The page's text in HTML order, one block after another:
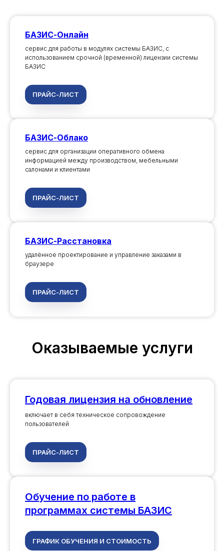
БАЗИС-Онлайн
сервис для работы в модулях системы БАЗИС, с
использованием срочной (временной) лицензии системы
БАЗИС
ПРАЙС-ЛИСТ
БАЗИС-Облако
сервис для организации оперативного обмена
информацией между производством, мебельными
салонами и клиентами
ПРАЙС-ЛИСТ
БАЗИС-Расстановка
удалённое проектирование и управление заказами в
браузере
ПРАЙС-ЛИСТ
Оказываемые услуги
Годовая лицензия на обновление
включает в себя техническое сопровождение
пользователей
ПРАЙС-ЛИСТ
Обучение по работе в
программах системы БАЗИС
ГРАФИК ОБУЧЕНИЯ И СТОИМОСТЬ